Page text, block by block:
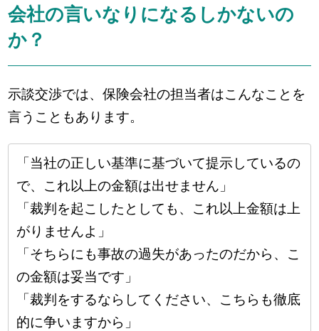
会社の言いなりになるしかないの
か？
示談交渉では、保険会社の担当者はこんなことを
言うこともあります。
「当社の正しい基準に基づいて提示しているの
で、これ以上の金額は出せません」
「裁判を起こしたとしても、これ以上金額は上
がりませんよ」
「そちらにも事故の過失があったのだから、こ
の金額は妥当です」
「裁判をするならしてください、こちらも徹底
的に争いますから」